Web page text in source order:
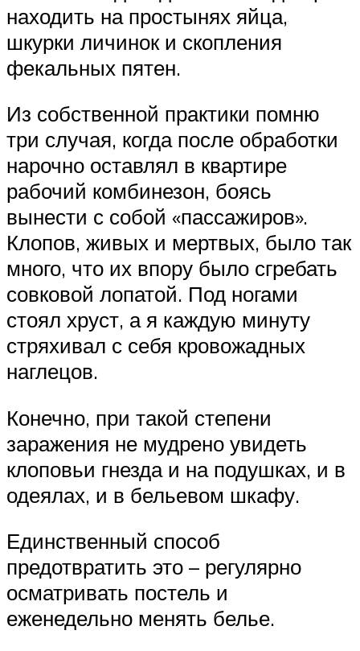
находить на простынях яйца,
шкурки личинок и скопления
фекальных пятен.
Из собственной практики помню
три случая, когда после обработки
нарочно оставлял в квартире
рабочий комбинезон, боясь
вынести с собой «пассажиров».
Клопов, живых и мертвых, было так
много, что их впору было сгребать
совковой лопатой. Под ногами
стоял хруст, а я каждую минуту
стряхивал с себя кровожадных
наглецов.
Конечно, при такой степени
заражения не мудрено увидеть
клоповьи гнезда и на подушках, и в
одеялах, и в бельевом шкафу.
Единственный способ
предотвратить это – регулярно
осматривать постель и
еженедельно менять белье.